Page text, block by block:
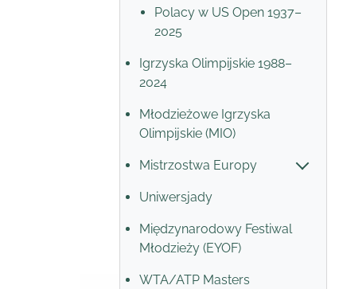
Polacy w US Open 1937–
2025
Igrzyska Olimpijskie 1988–
2024
Młodzieżowe Igrzyska
Olimpijskie (MIO)
Mistrzostwa Europy
Uniwersjady
Międzynarodowy Festiwal
Młodzieży (EYOF)
WTA/ATP Masters